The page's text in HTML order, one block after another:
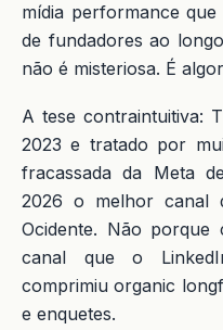
mídia performance
de fundadores ao
não é misteriosa. É
A tese contraintuitiva:
2023 e tratado por
fracassada da Meta
2026 o melhor canal
Ocidente. Não
canal que o
comprimiu organic
e enquetes.